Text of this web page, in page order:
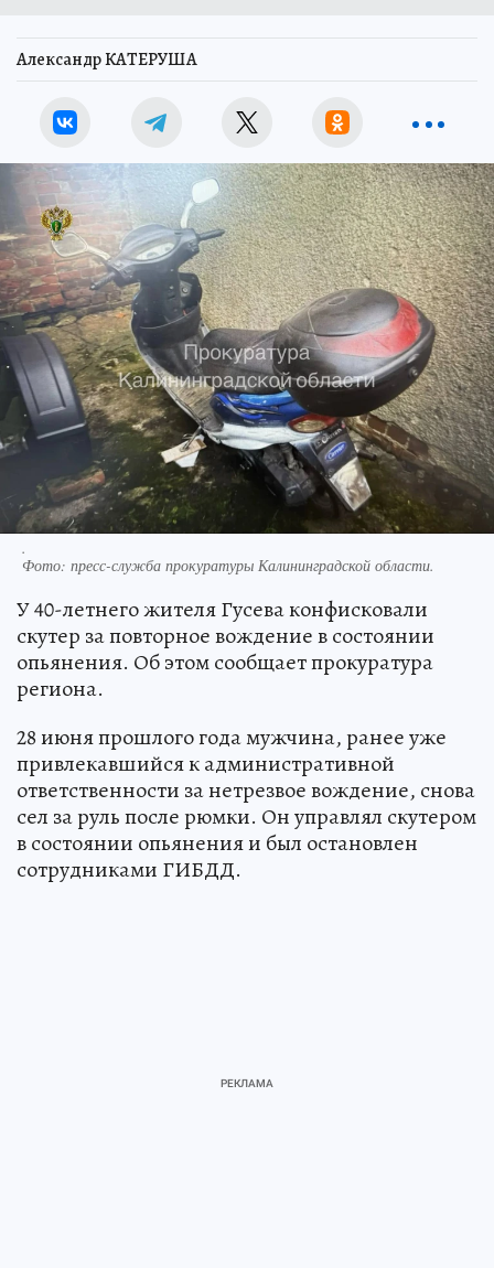
Александр КАТЕРУША
.
Фото: пресс-служба прокуратуры Калининградской области.
У 40-летнего жителя Гусева конфисковали
скутер за повторное вождение в состоянии
опьянения. Об этом сообщает прокуратура
региона.
28 июня прошлого года мужчина, ранее уже
привлекавшийся к административной
ответственности за нетрезвое вождение, снова
сел за руль после рюмки. Он управлял скутером
в состоянии опьянения и был остановлен
сотрудниками ГИБДД.